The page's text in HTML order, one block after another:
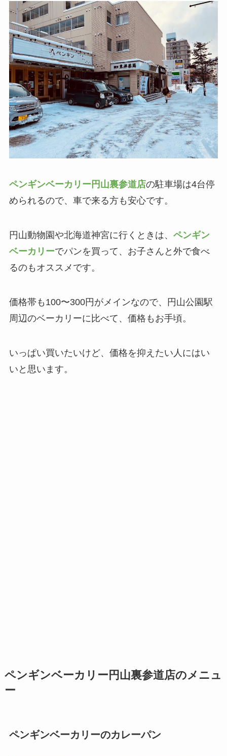
ペンギンベーカリー円山裏参道店の駐車場は4台停
められるので、車で来る方も安心です。
円山動物園や北海道神宮に行くときは、 ペンギン
ベーカリーでパンを買って、お子さんと外で食べ
るのもオススメです。
価格帯も100〜300円がメインなので、円山公園駅
周辺のベーカリーに比べて、価格もお手頃。
いっぱい買いたいけど、価格を抑えたい人にはい
いと思います。
ペンギンベーカリー円山裏参道店のメニュ
ー
ペンギンベーカリーのカレーパン